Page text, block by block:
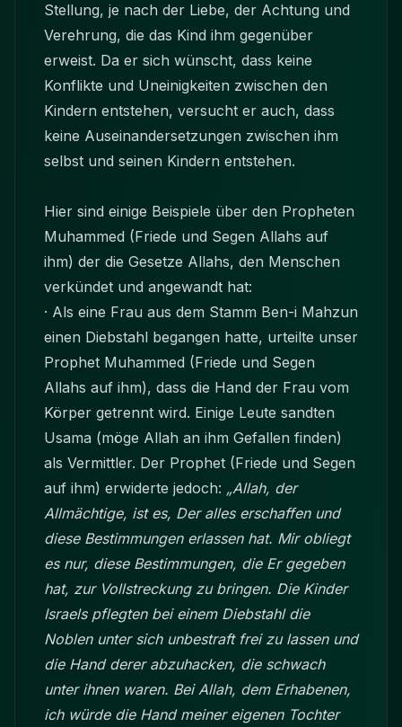
Stellung, je nach der Liebe, der Achtung und
Verehrung, die das Kind ihm gegenüber
erweist. Da er sich wünscht, dass keine
Konflikte und Uneinigkeiten zwischen den
Kindern entstehen, versucht er auch, dass
keine Auseinandersetzungen zwischen ihm
selbst und seinen Kindern entstehen.
Hier sind einige Beispiele über den Propheten
Muhammed (Friede und Segen Allahs auf
ihm) der die Gesetze Allahs, den Menschen
verkündet und angewandt hat:
· Als eine Frau aus dem Stamm Ben-i Mahzun
einen Diebstahl begangen hatte, urteilte unser
Prophet Muhammed (Friede und Segen
Allahs auf ihm), dass die Hand der Frau vom
Körper getrennt wird. Einige Leute sandten
Usama (möge Allah an ihm Gefallen finden)
als Vermittler. Der Prophet (Friede und Segen
auf ihm) erwiderte jedoch: „Allah, der
Allmächtige, ist es, Der alles erschaffen und
diese Bestimmungen erlassen hat. Mir obliegt
es nur, diese Bestimmungen, die Er gegeben
hat, zur Vollstreckung zu bringen. Die Kinder
Israels pflegten bei einem Diebstahl die
Noblen unter sich unbestraft frei zu lassen und
die Hand derer abzuhacken, die schwach
unter ihnen waren. Bei Allah, dem Erhabenen,
ich würde die Hand meiner eigenen Tochter